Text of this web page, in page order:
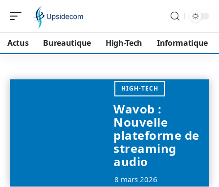
Actus Bureautique High-Tech Informatique
HIGH-TECH
Wavob :
Nouvelle
plateforme de
streaming
audio
8 mars 2026